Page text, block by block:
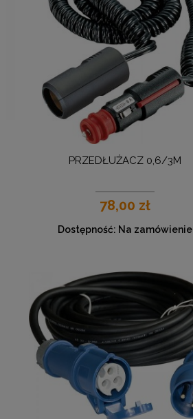
PRZEDŁUŻACZ 0,6/3M
78,00 zł
Dostępność: Na zamówienie